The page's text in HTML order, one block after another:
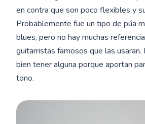
en contra que son poco flexibles y
Probablemente fue un tipo de púa
blues, pero no hay muchas
guitarristas famosos que las usaran.
bien tener alguna porque aportan
tono.